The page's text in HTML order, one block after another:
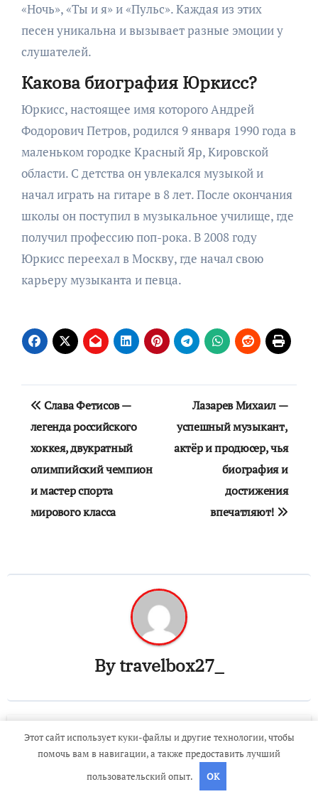
«Ночь», «Ты и я» и «Пульс». Каждая из этих
песен уникальна и вызывает разные эмоции у
слушателей.
Какова биография Юркисс?
Юркисс, настоящее имя которого Андрей
Фодорович Петров, родился 9 января 1990 года в
маленьком городке Красный Яр, Кировской
области. С детства он увлекался музыкой и
начал играть на гитаре в 8 лет. После окончания
школы он поступил в музыкальное училище, где
получил профессию поп-рока. В 2008 году
Юркисс переехал в Москву, где начал свою
карьеру музыканта и певца.
Навигация
по
записям
Слава Фетисов —
легенда российского
хоккея, двукратный
олимпийский чемпион
и мастер спорта
мирового класса
Лазарев Михаил —
успешный музыкант,
актёр и продюсер, чья
биография и
достижения
впечатляют!
Bytravelbox27_
Related Post
Этот сайт использует куки-файлы и другие технологии, чтобы
помочь вам в навигации, а также предоставить лучший
пользовательский опыт.
OK